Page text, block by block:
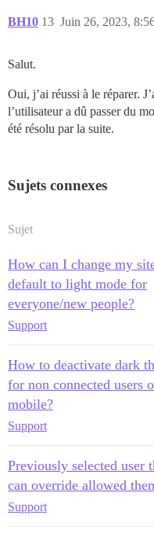
BH10 Juin 26, 2023,
13
Salut.
Oui, j’ai réussi à le réparer.
l’utilisateur a dû passer du
été résolu par la suite.
Sujets connexes
Sujet
How can I change my
default to light mode for
everyone/new people?
Support
How to deactivate dark
for non connected users
mobile?
Support
Previously selected user
can override allowed
Support